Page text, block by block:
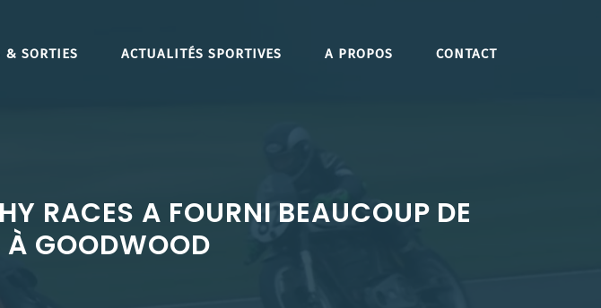
& SORTIES ACTUALITÉS SPORTIVES A PROPOS CONTACT
RACES A FOURNI BEAUCOUP DE
À GOODWOOD